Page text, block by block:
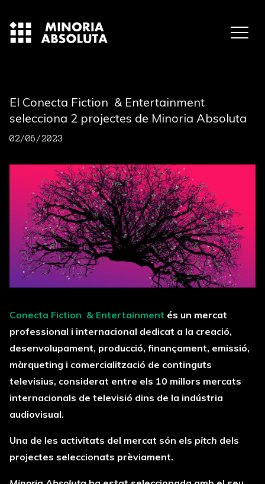
El Conecta Fiction & Entertainment
selecciona 2 projectes de Minoria Absoluta
02/06/2023
Conecta Fiction & Entertainment és un mercat
professional i internacional dedicat a la creació,
desenvolupament, producció, finançament, emissió,
màrqueting i comercialització de continguts
televisius, considerat entre els 10 millors mercats
internacionals de televisió dins de la indústria
audiovisual.
Una de les activitats del mercat són els pitch dels
projectes seleccionats prèviament.